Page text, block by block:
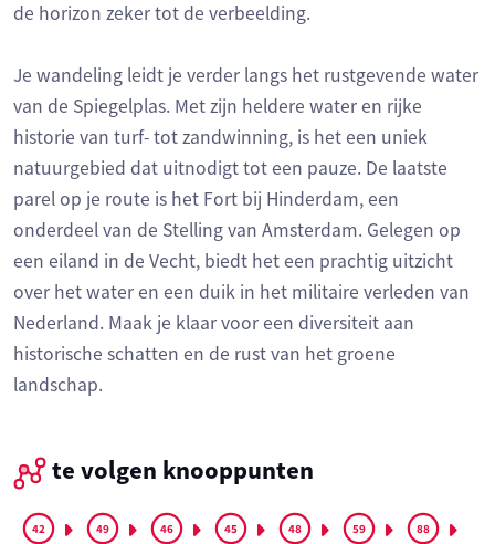
de horizon zeker tot de verbeelding.
Je wandeling leidt je verder langs het rustgevende water
van de Spiegelplas. Met zijn heldere water en rijke
historie van turf- tot zandwinning, is het een uniek
natuurgebied dat uitnodigt tot een pauze. De laatste
parel op je route is het Fort bij Hinderdam, een
onderdeel van de Stelling van Amsterdam. Gelegen op
een eiland in de Vecht, biedt het een prachtig uitzicht
over het water en een duik in het militaire verleden van
Nederland. Maak je klaar voor een diversiteit aan
historische schatten en de rust van het groene
landschap.
te volgen knooppunten